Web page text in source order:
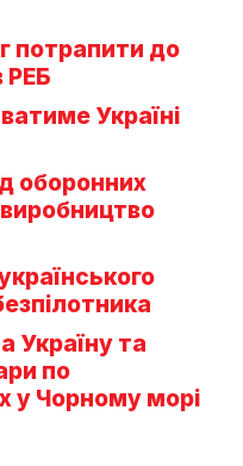
потрапити до
РЕБ
Україні
оборонних
Україну та
по
у Чорному морі